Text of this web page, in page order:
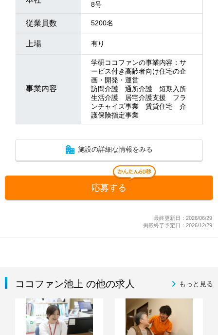
8号
従業員数 5200名
上場 有り
事業内容
学研ココファンの事業内容：サ
ービス付き高齢者向け住宅の企
画・開発・運営
訪問介護 通所介護 短期入所
生活介護 居宅介護支援 フラ
ンチャイズ事業 賃貸住宅 介
護保険指定事業
施設の詳細な情報をみる
応募する
最終更新日：2026/06/29
掲載終了予定日：2026/12/29
ココファン池上 の他の求人 もっと見る